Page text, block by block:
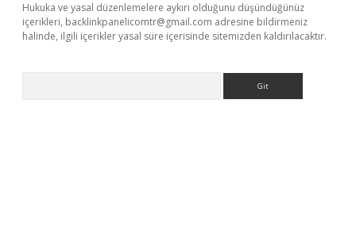
Hukuka ve yasal düzenlemelere aykırı olduğunu düşündüğünüz
içerikleri, backlinkpanelicomtr@gmail.com adresine bildirmeniz
halinde, ilgili içerikler yasal süre içerisinde sitemizden kaldırılacaktır.